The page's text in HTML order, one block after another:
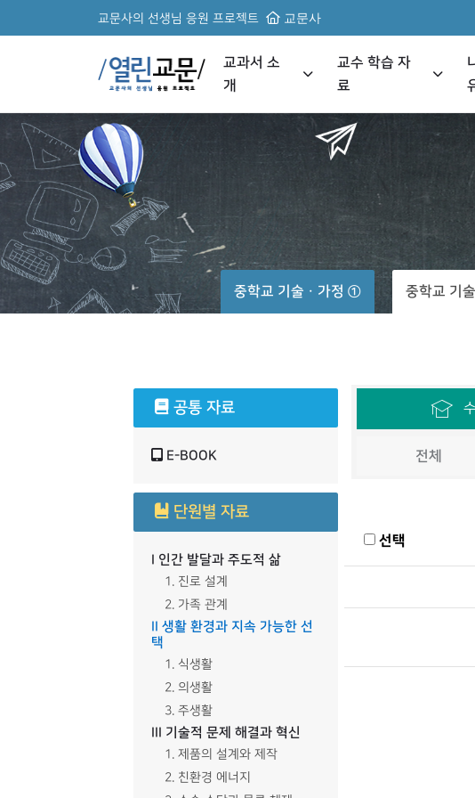
교문사의 선생님 응원 프로젝트 교문사
교과서 소
개
교수 학습 자
료
중학교 기술ㆍ가정 ① 중학교 기
공통 자료
E-BOOK
단원별 자료
I 인간 발달과 주도적 삶
1. 진로 설계
2. 가족 관계
II 생활 환경과 지속 가능한 선
택
1. 식생활
2. 의생활
3. 주생활
III 기술적 문제 해결과 혁신
1. 제품의 설계와 제작
2. 친환경 에너지
전체
선택